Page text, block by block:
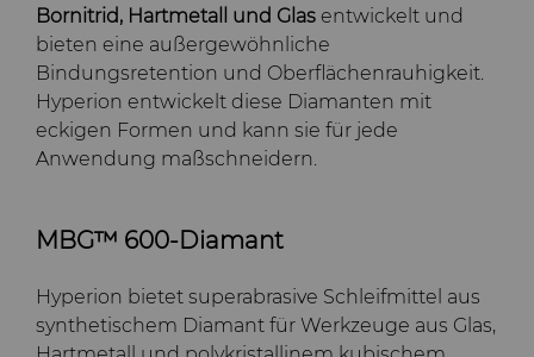
Bornitrid, Hartmetall und Glas entwickelt und
bieten eine außergewöhnliche
Bindungsretention und Oberflächenrauhigkeit.
Hyperion entwickelt diese Diamanten mit
eckigen Formen und kann sie für jede
Anwendung maßschneidern.
MBG™ 600-Diamant
Hyperion bietet superabrasive Schleifmittel aus
synthetischem Diamant für Werkzeuge aus Glas,